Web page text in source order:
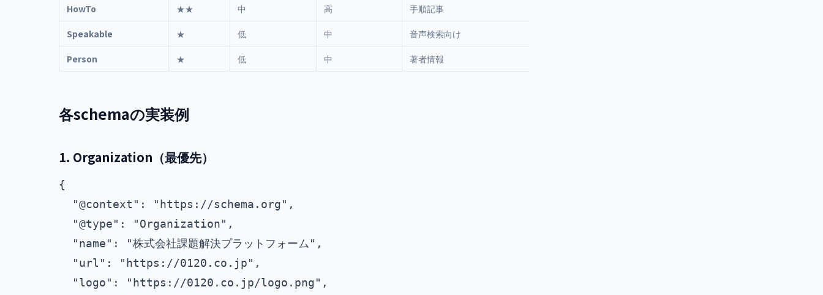
HowTo ★★ 中 高 手順記事
Speakable ★ 低 中 音声検索向け
Person ★ 低 中 著者情報
各schemaの実装例
1. Organization（最優先）
{
  "@context": "https://schema.org",
  "@type": "Organization",
  "name": "株式会社課題解決プラットフォーム",
  "url": "https://0120.co.jp",
  "logo": "https://0120.co.jp/logo.png",